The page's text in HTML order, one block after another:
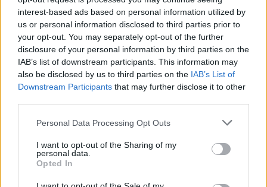
interest-based ads based on personal information utilized by
us or personal information disclosed to third parties prior to
your opt-out. You may separately opt-out of the further
disclosure of your personal information by third parties on the
IAB’s list of downstream participants. This information may
also be disclosed by us to third parties on the IAB’s List of
Downstream Participants that may further disclose it to other
Please note that this website/app uses one or more Google
not limited to your visit or usage behaviour. You may click to
grant or deny consent to Google and its third-party tags to
use your data for below specified purposes in below Google
consent section.
Personal Data Processing Opt Outs
I want to opt-out of the Sharing of my
personal data.
Opted In
Tata műemlékfelújítás műemlék restaurálás
Történelmi táj, amelynek minden köve mesél –
megújul a tatai Angolkert
Várkanyarban álló Nepomuki Szent János híd és szobor is.
M1 bővítés: már zajlik a teljesen új